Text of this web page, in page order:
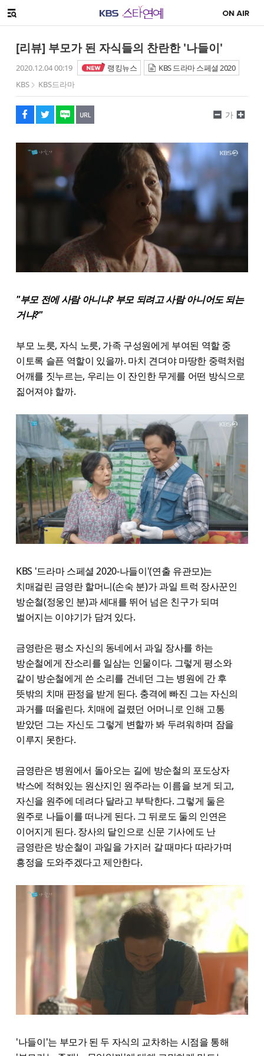
메뉴 열기
[리뷰] 부모가 된 자식들의 찬란한 '나들이'
2020.12.04 00:19 랭킹뉴스
KBS 드라마 스페셜 2020
KBS
KBS드라마
페이스북
트위터
네이버
URL복사
글씨 작게보기
가
글씨 크게보기
"부모 전에 사람 아니냐? 부모 되려고 사람 아니어도 되는
거냐?"
부모 노릇, 자식 노릇, 가족 구성원에게 부여된 역할 중
이토록 슬픈 역할이 있을까. 마치 견뎌야 마땅한 중력처럼
어깨를 짓누르는, 우리는 이 잔인한 무게를 어떤 방식으로
짊어져야 할까.
KBS '드라마 스페셜 2020-나들이'(연출 유관모)는
치매걸린 금영란 할머니(손숙 분)가 과일 트럭 장사꾼인
방순철(정웅인 분)과 세대를 뛰어 넘은 친구가 되며
벌어지는 이야기가 담겨 있다.
금영란은 평소 자신의 동네에서 과일 장사를 하는
방순철에게 잔소리를 일삼는 인물이다. 그렇게 평소와
같이 방순철에게 쓴 소리를 건네던 그는 병원에 간 후
뜻밖의 치매 판정을 받게 된다. 충격에 빠진 그는 자신의
과거를 떠올린다. 치매에 걸렸던 어머니로 인해 고통
받았던 그는 자신도 그렇게 변할까 봐 두려워하며 잠을
이루지 못한다.
금영란은 병원에서 돌아오는 길에 방순철의 포도상자
박스에 적혀있는 원산지인 원주라는 이름을 보게 되고,
자신을 원주에 데려다 달라고 부탁한다. 그렇게 둘은
원주로 나들이를 떠나게 된다. 그 뒤로도 둘의 인연은
이어지게 된다. 장사의 달인으로 신문 기사에도 난
금영란은 방순철이 과일을 가지러 갈 때마다 따라가며
흥정을 도와주겠다고 제안한다.
'나들이'는 부모가 된 두 자식의 교차하는 시점을 통해
해시태그